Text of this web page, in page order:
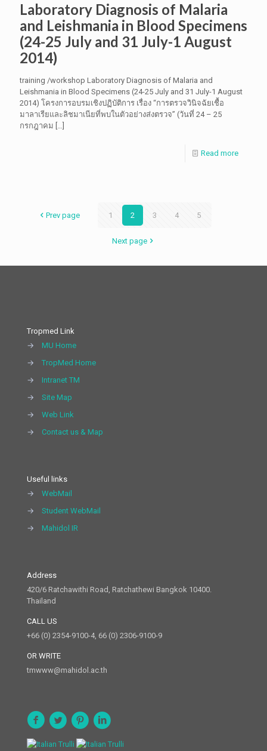
Laboratory Diagnosis of Malaria
and Leishmania in Blood Specimens
(24-25 July and 31 July-1 August
2014)
training /workshop Laboratory Diagnosis of Malaria and
Leishmania in Blood Specimens (24-25 July and 31 July-1 August
2014) โครงการอบรมเชิงปฏิบัติการ เรื่อง “การตรวจวินิจฉัยเชื้อ
มาลาเรียและลิชมาเนียที่พบในตัวอย่างส่งตรวจ” (วันที่ 24 – 25
กรกฎาคม […]
Read more
Prev page 1 2 3 4 5
Next page
Tropmed Link
→
MU Home
→
TropMed Home
→
Intranet TM
→
Site Map
→
Web Link
→
Contact us & Map
Useful links
→
WebMail
→
Student WebMail
→
Mahidol IR
Address
420/6 Ratchawithi Road, Ratchathewi Bangkok 10400.
Thailand
CALL US
+66 (0) 2354-9100-4, 66 (0) 2306-9100-9
OR WRITE
tmwww@mahidol.ac.th